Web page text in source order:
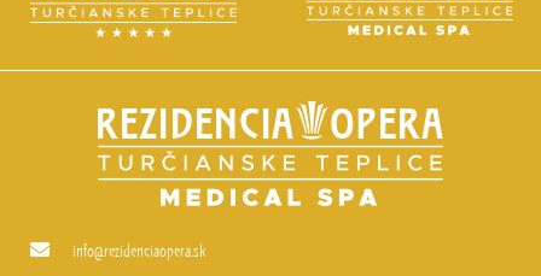
info@rezidenciaopera.sk